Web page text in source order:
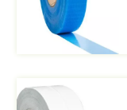
Afbeelding